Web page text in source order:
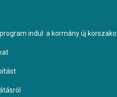
indul: a kormány új